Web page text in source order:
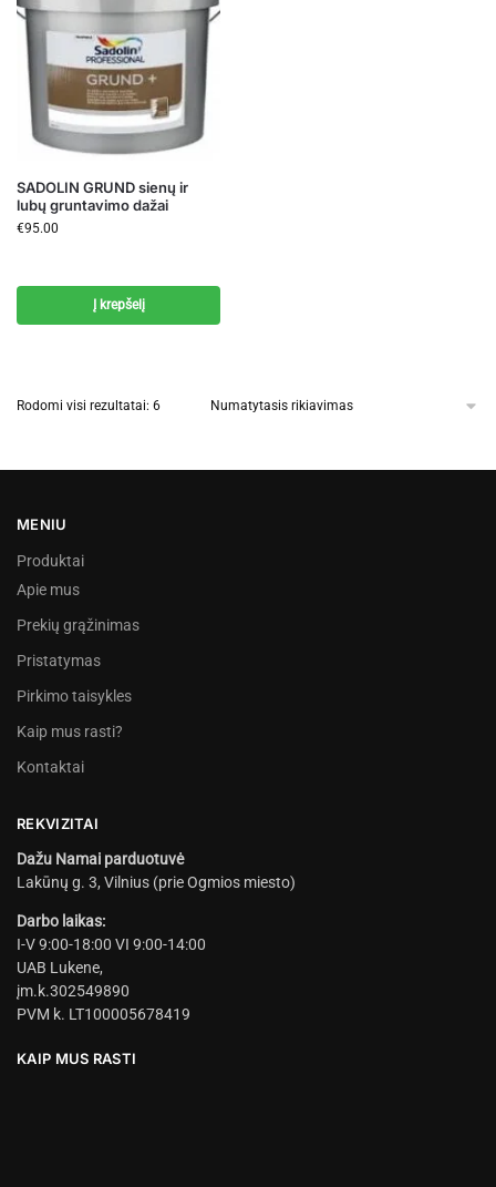
SADOLIN GRUND sienų ir
lubų gruntavimo dažai
€95.00
Į krepšelį
Rodomi visi rezultatai: 6
MENIU
Produktai
Apie mus
Prekių grąžinimas
Pristatymas
Pirkimo taisykles
Kaip mus rasti?
Kontaktai
REKVIZITAI
Dažu Namai parduotuvė
Lakūnų g. 3, Vilnius (prie Ogmios miesto)
Darbo laikas:
I-V 9:00-18:00 VI 9:00-14:00
UAB Lukene,
įm.k.302549890
PVM k. LT100005678419
KAIP MUS RASTI